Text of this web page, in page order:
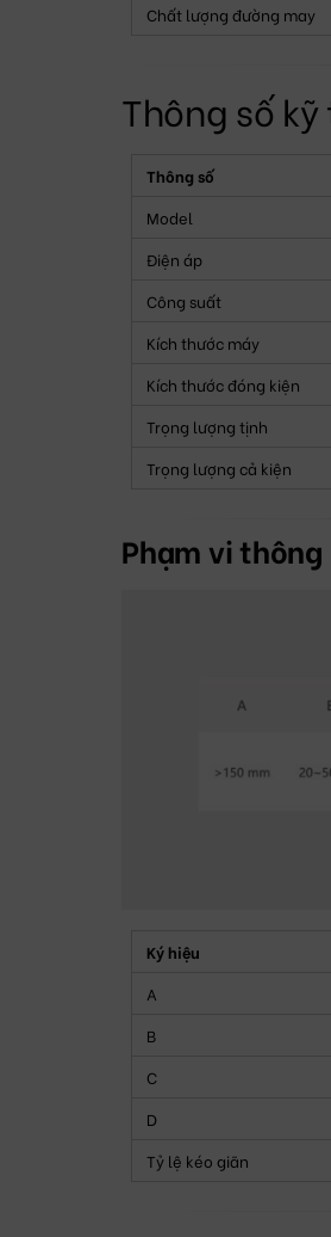
Chất lượng đường may
Thông số
Thông số
Model
Điện áp
Công suất
Kích thước máy
Kích thước đóng kiện
Trọng lượng tịnh
Trọng lượng cả kiện
Phạm vi
Ký hiệu
A
B
C
D
Tỷ lệ kéo giãn